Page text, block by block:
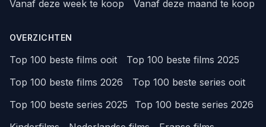
Vanaf deze week te koop
Vanaf deze maand te koop
OVERZICHTEN
Top 100 beste films ooit
Top 100 beste films 2025
Top 100 beste films 2026
Top 100 beste series ooit
Top 100 beste series 2025
Top 100 beste series 2026